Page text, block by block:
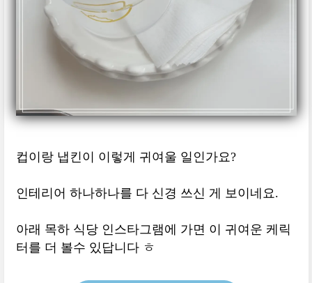
컵이랑 냅킨이 이렇게 귀여울 일인가요?
인테리어 하나하나를 다 신경 쓰신 게 보이네요.
아래 목하 식당 인스타그램에 가면 이 귀여운 케릭
터를 더 볼수 있답니다 ㅎ